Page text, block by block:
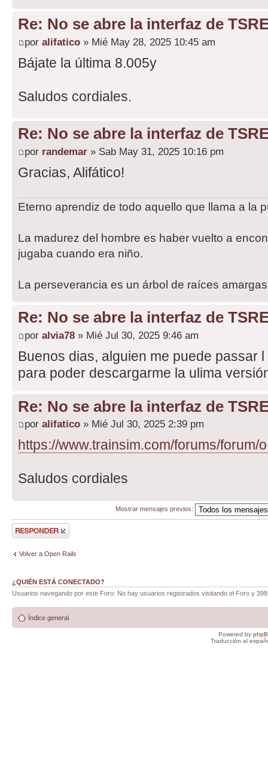
Re: No se abre la interfaz de
por alifatico » Mié May 28, 2025 10:45 am
Bájate la última 8.005y
Saludos cordiales.
Re: No se abre la interfaz de
por randemar » Sab May 31, 2025 10:16 pm
Gracias, Alifático!
Eterno aprendiz de todo aquello que llama a la
La madurez del hombre es haber vuelto a
jugaba cuando era niño.
La perseverancia es un árbol de raíces
Re: No se abre la interfaz de
por alvia78 » Mié Jul 30, 2025 9:46 am
Buenos dias, alguien me puede passar
para poder descargarme la ulima
Re: No se abre la interfaz de
por alifatico » Mié Jul 30, 2025 2:39 pm
https://www.trainsim.com/forums/forum/
Saludos cordiales
Mostrar mensajes previos:
Publicar una
respuesta
Volver a Open Rails
¿QUIÉN ESTÁ CONECTADO?
Usuarios navegando por este Foro: No hay usuarios registrados visitando el Foro y
Índice general
Powered by
Traducción al